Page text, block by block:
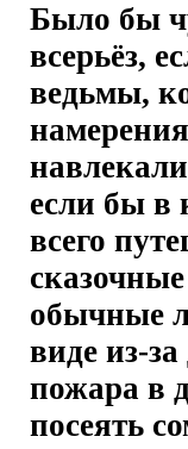
Было бы
всерьёз,
ведьмы,
если бы в
всего
обычные
виде из-
пожара в
посеять